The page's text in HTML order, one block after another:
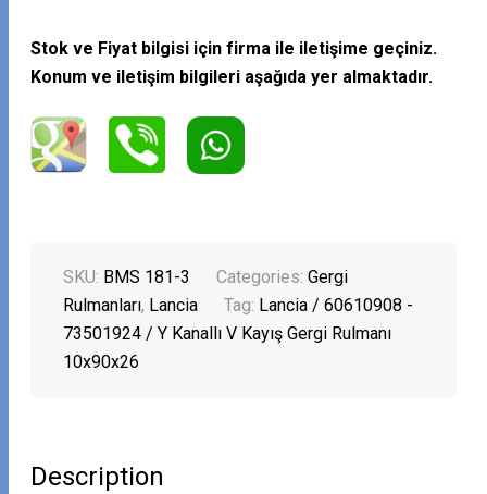
Stok ve Fiyat bilgisi için firma ile iletişime geçiniz.
Konum ve iletişim bilgileri aşağıda yer almaktadır.
SKU: BMS 181-3 Categories:Gergi
Rulmanları, Lancia Tag: Lancia / 60610908 -
73501924 / Y Kanallı V Kayış Gergi Rulmanı
10x90x26
Description